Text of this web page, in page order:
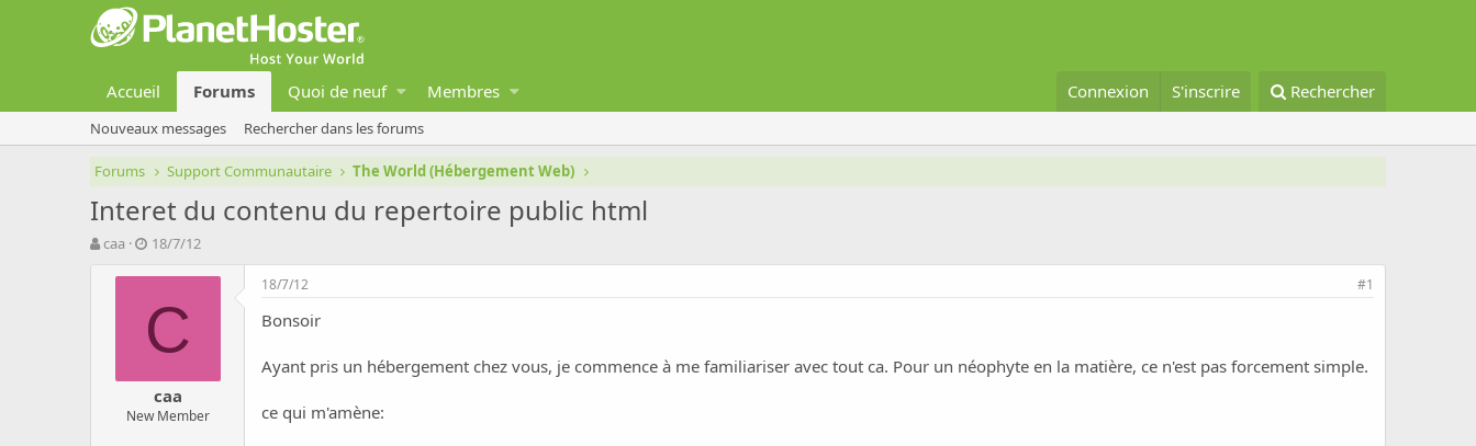
Accueil Forums Quoi de neuf Membres Connexion S'inscrire Rechercher
Nouveaux messages Rechercher dans les forums
Forums Support Communautaire The World (Hébergement Web)
Interet du contenu du repertoire public html
A
caa
D
t
d
e
é
b
u
18/7/12
C
caa
New Member
18/7/12 #1
Bonsoir
Ayant pris un hébergement chez vous, je commence à me familiariser avec tout ca. Pour un néophyte en la matière, ce n'est pas forcement simple.
ce qui m'amène: